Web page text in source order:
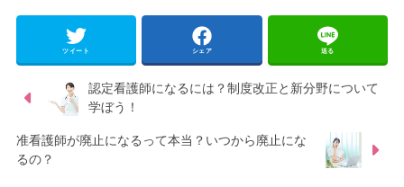
ツイート シェア 送る
認定看護師になるには？制度改正と新分野について
学ぼう！
准看護師が廃止になるって本当？いつから廃止にな
るの？